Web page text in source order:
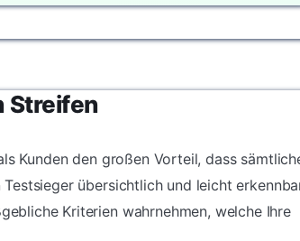
Streifen
Kunden den großen Vorteil, dass
übersichtlich und leicht
Kriterien wahrnehmen, welche Ihre